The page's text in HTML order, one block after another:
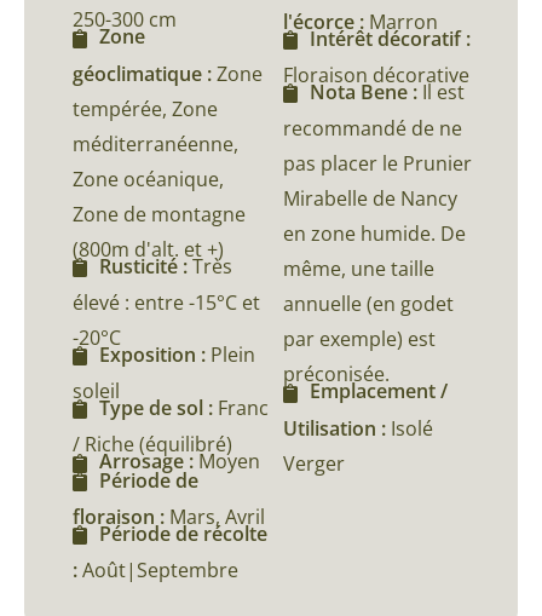
250-300 cm
Zone
géoclimatique :Zone
tempérée, Zone
méditerranéenne,
Zone océanique,
Zone de montagne
(800m d'alt. et +)
Rusticité :Très
élevé : entre -15°C et
-20°C
Exposition : Plein
soleil
Type de sol : Franc
/ Riche (équilibré)
Arrosage : Moyen
Période de
floraison : Mars, Avril
Période de récolte
:Août|Septembre
l'écorce : Marron
Intérêt décoratif :
Floraison décorative
Nota Bene : Il est
recommandé de ne
pas placer le Prunier
Mirabelle de Nancy
en zone humide. De
même, une taille
annuelle (en godet
par exemple) est
préconisée.
Emplacement /
Utilisation : Isolé
Verger